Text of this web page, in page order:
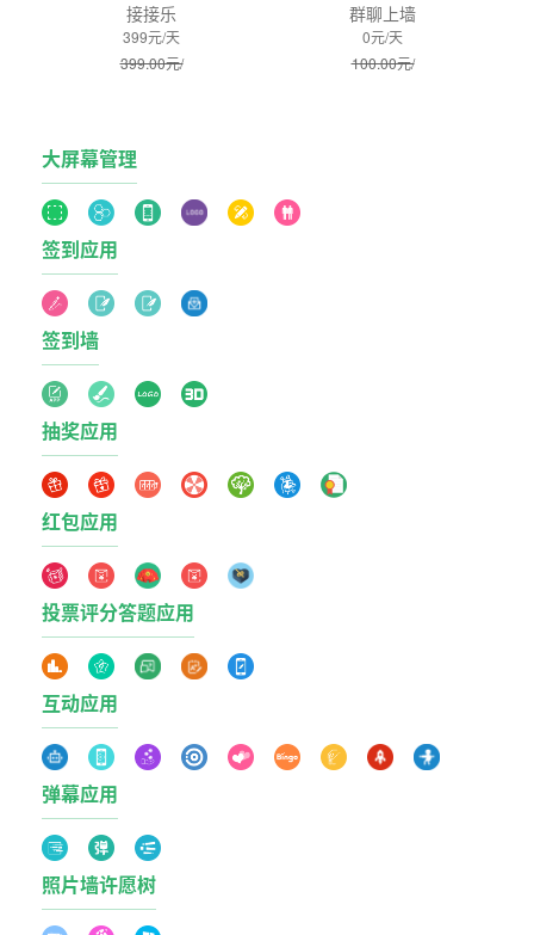
接接乐
399元/天
399.00元/
群聊上墙
0元/天
100.00元/
大屏幕管理
签到应用
签到墙
抽奖应用
红包应用
投票评分答题应用
互动应用
弹幕应用
照片墙许愿树